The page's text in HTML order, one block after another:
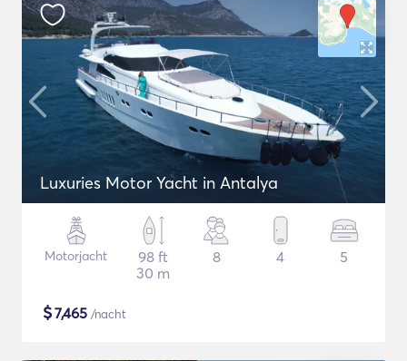
Luxuries Motor Yacht in Antalya
Motorjacht
98 ft
30 m
8 4 5
$7,465 /nacht